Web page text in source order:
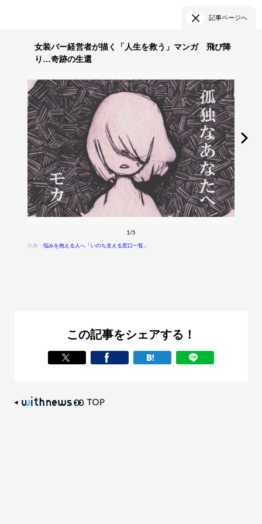
記事ページへ
女装バー経営者が描く「人生を救う」マンガ 飛び降
り…奇跡の生還
1/5
出典：悩みを抱える人へ「いのち支える窓口一覧」
この記事をシェアする！